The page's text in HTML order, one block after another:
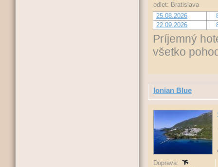
odlet: Bratislava
25.08.2026
22.09.2026
Príjemný
všetko
Ionian Blue
Doprava: